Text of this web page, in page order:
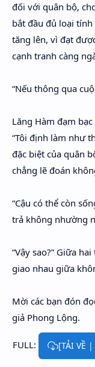
đối với quân bộ,
bắt đầu đủ loại
tăng lên, vì đạt
cạnh tranh càng
“Nếu thông qua
Lăng Hàm đạm
“Tôi định làm như
đặc biệt của quân
chẳng lẽ đoán
“Cậu có thể còn
trả không nhường
“Vậy sao?” Giữa
giao nhau giữa
Mời các bạn đón
giả Phong Lộng.
FULL: [TẢI VỀ